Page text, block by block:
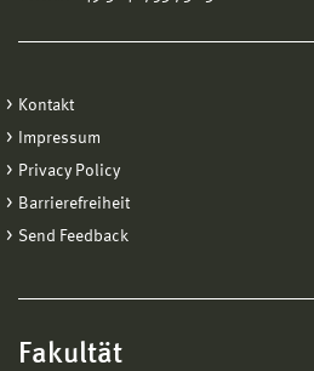
Kontakt
Impressum
Privacy Policy
Barrierefreiheit
Send Feedback
Fakultät